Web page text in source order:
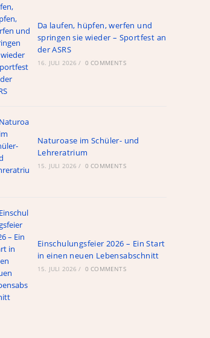
Da laufen, hüpfen, werfen und
springen sie wieder – Sportfest an
der ASRS
16. JULI 2026 / 0 COMMENTS
Naturoase im Schüler- und
Lehreratrium
15. JULI 2026 / 0 COMMENTS
Einschulungsfeier 2026 – Ein Start
in einen neuen Lebensabschnitt
15. JULI 2026 / 0 COMMENTS